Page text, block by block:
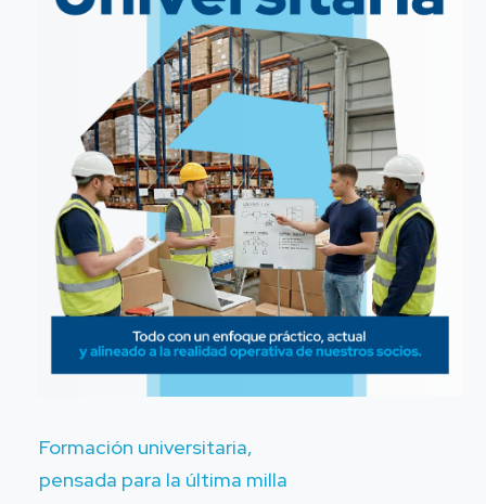
Formación universitaria,
pensada para la última milla